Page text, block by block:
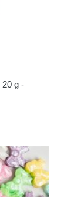
g -